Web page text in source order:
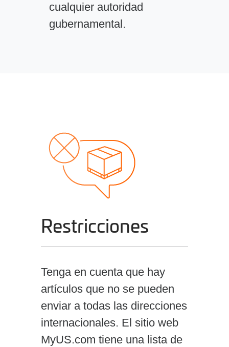
cualquier autoridad
gubernamental.
Restricciones
Tenga en cuenta que hay
artículos que no se pueden
enviar a todas las direcciones
internacionales. El sitio web
MyUS.com tiene una lista de